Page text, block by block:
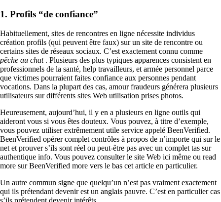
1. Profils “de confiance”
Habituellement, sites de rencontres en ligne nécessite individus
création profils (qui peuvent être faux) sur un site de rencontre ou
certains sites de réseaux sociaux. C’est exactement connu comme
pêche au chat . Plusieurs des plus typiques apparences consistent en
professionnels de la santé, help travailleurs, et armée personnel parce
que victimes pourraient faites confiance aux personnes pendant
vocations. Dans la plupart des cas, amour fraudeurs générera plusieurs
utilisateurs sur différents sites Web utilisation prises photos.
Heureusement, aujourd’hui, il y en a plusieurs en ligne outils qui
aideront vous si vous êtes douteux. Vous pouvez, à titre d’exemple,
vous pouvez utiliser extrêmement utile service appelé BeenVerified.
BeenVerified opérer complet contrôles à propos de n’importe qui sur le
net et prouver s’ils sont réel ou peut-être pas avec un complet tas sur
authentique info. Vous pouvez consulter le site Web ici même ou read
more sur BeenVerified more vers le bas cet article en particulier.
Un autre commun signe que quelqu’un n’est pas vraiment exactement
qui ils prétendant devenir est un anglais pauvre. C’est en particulier cas